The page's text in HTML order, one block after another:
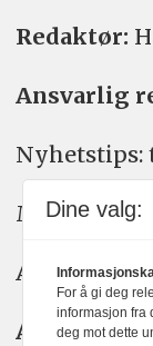
Redaktør:
Ansvarlig
Nyhetstips:
Meninger:
Annonse:
Dine valg:
For å gi deg
informasjon fra
deg mot dette